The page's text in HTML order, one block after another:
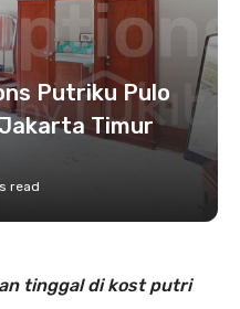
Putriku Pulo
Timur
read
tinggal di kost putri